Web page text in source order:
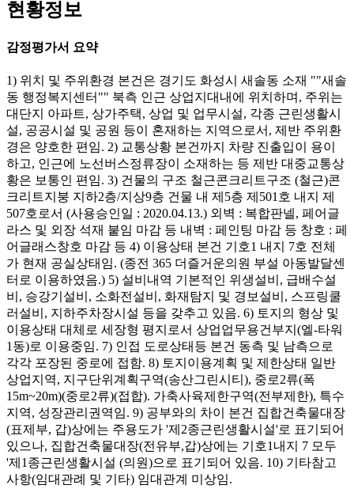
현황정보
감정평가서 요약
1) 위치 및 주위환경 본건은 경기도 화성시 새솔동 소재 ""새솔
동 행정복지센터"" 북측 인근 상업지대내에 위치하며, 주위는
대단지 아파트, 상가주택, 상업 및 업무시설, 각종 근린생활시
설, 공공시설 및 공원 등이 혼재하는 지역으로서, 제반 주위환
경은 양호한 편임. 2) 교통상황 본건까지 차량 진출입이 용이
하고, 인근에 노선버스정류장이 소재하는 등 제반 대중교통상
황은 보통인 편임. 3) 건물의 구조 철근콘크리트구조 (철근)콘
크리트지붕 지하2층/지상9층 건물 내 제5층 제501호 내지 제
507호로서 (사용승인일 : 2020.04.13.) 외벽 : 복합판넬, 페어글
라스 및 외장 석재 붙임 마감 등 내벽 : 페인팅 마감 등 창호 : 페
어글래스창호 마감 등 4) 이용상태 본건 기호1 내지 7호 전체
가 현재 공실상태임. (종전 365 더즐거운의원 부설 아동발달센
터로 이용하였음.) 5) 설비내역 기본적인 위생설비, 급배수설
비, 승강기설비, 소화전설비, 화재탐지 및 경보설비, 스프링쿨
러설비, 지하주차장시설 등을 갖추고 있음. 6) 토지의 형상 및
이용상태 대체로 세장형 평지로서 상업업무용건부지(엘-타워
1동)로 이용중임. 7) 인접 도로상태등 본건 동측 및 남측으로
각각 포장된 중로에 접함. 8) 토지이용계획 및 제한상태 일반
상업지역, 지구단위계획구역(송산그린시티), 중로2류(폭
15m~20m)(중로2류)(접합). 가축사육제한구역(전부제한), 특수
지역, 성장관리권역임. 9) 공부와의 차이 본건 집합건축물대장
(표제부, 갑)상에는 주용도가 '제2종근린생활시설'로 표기되어
있으나, 집합건축물대장(전유부,갑)상에는 기호1내지 7 모두
'제1종근린생활시설 (의원)으로 표기되어 있음. 10) 기타참고
사항(임대관례 및 기타) 임대관계 미상임.